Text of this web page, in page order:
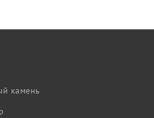
камень